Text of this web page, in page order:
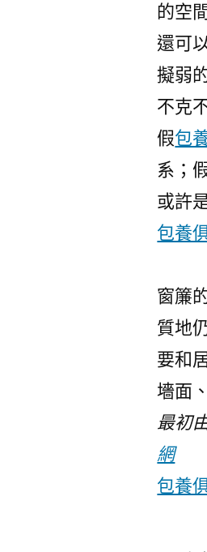
的空
還可
擬弱
不克
假包
系；
或許
包養
窗簾
質地
要和
墻面
最初
網
包養